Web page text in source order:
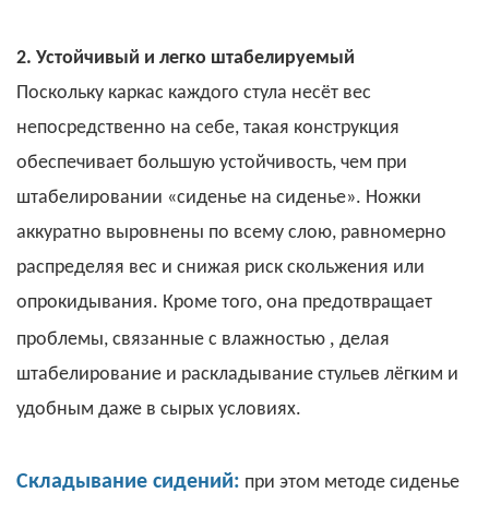
2. Устойчивый и легко штабелируемый
Поскольку каркас каждого стула несёт вес
непосредственно на себе, такая конструкция
обеспечивает большую устойчивость, чем при
штабелировании «сиденье на сиденье». Ножки
аккуратно выровнены по всему слою, равномерно
распределяя вес и снижая риск скольжения или
опрокидывания. Кроме того, она предотвращает
проблемы, связанные с влажностью , делая
штабелирование и раскладывание стульев лёгким и
удобным даже в сырых условиях.
Складывание сидений: при этом методе сиденье